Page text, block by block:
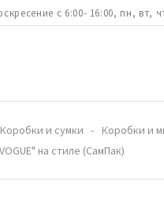
с 6:00- 16:00, пн, вт,
Коробки и сумки Коробки и
на стиле (СамПак)